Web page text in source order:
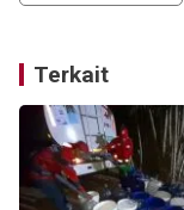
Terkait